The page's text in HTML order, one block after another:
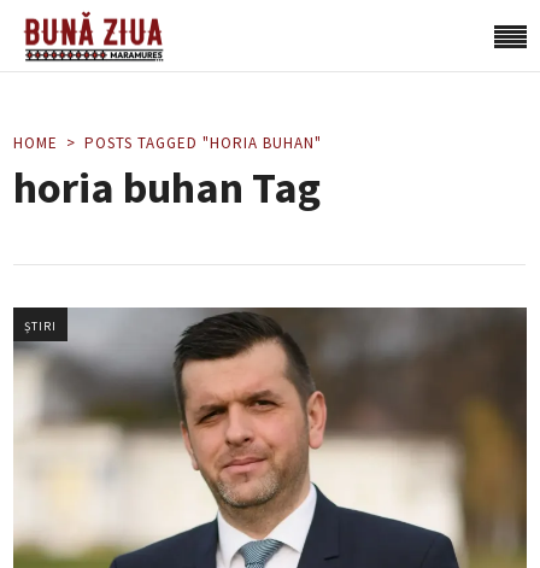
HOME POSTS TAGGED "HORIA BUHAN"
horia buhan Tag
ȘTIRI